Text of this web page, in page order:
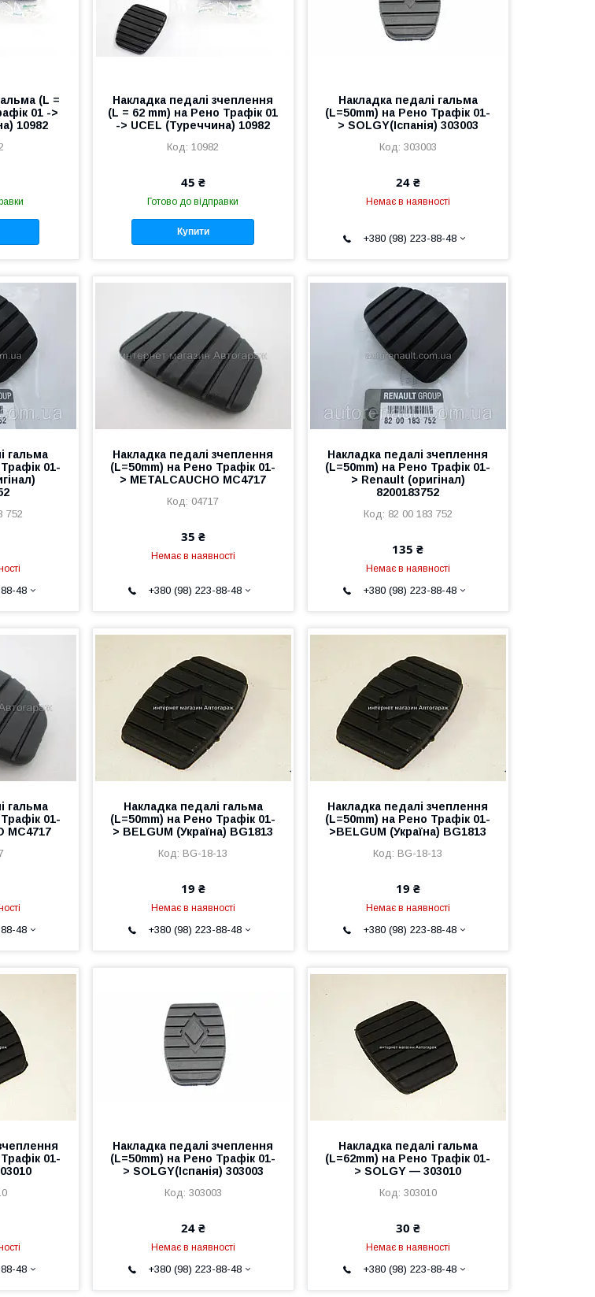
(L =
01 ->
10982
Накладка педалі зчеплення
(L = 62 mm) на Рено Трафік 01
-> UCEL (Туреччина) 10982
10982
45 ₴
Готово до відправки
Купити
Накладка педалі гальма
(L=50mm) на Рено Трафік 01-
> SOLGY(Іспанія) 303003
303003
24 ₴
Немає в наявності
+380 (98) 223-88-48
гальма
01-
752
48
Накладка педалі зчеплення
(L=50mm) на Рено Трафік 01-
> METALCAUCHO MC4717
04717
35 ₴
Немає в наявності
+380 (98) 223-88-48
Накладка педалі зчеплення
(L=50mm) на Рено Трафік 01-
> Renault (оригінал)
8200183752
82 00 183 752
135 ₴
Немає в наявності
+380 (98) 223-88-48
гальма
01-
MC4717
48
Накладка педалі гальма
(L=50mm) на Рено Трафік 01-
> BELGUM (Україна) BG1813
BG-18-13
19 ₴
Немає в наявності
+380 (98) 223-88-48
Накладка педалі зчеплення
(L=50mm) на Рено Трафік 01-
>BELGUM (Україна) BG1813
BG-18-13
19 ₴
Немає в наявності
+380 (98) 223-88-48
01-
48
Накладка педалі зчеплення
(L=50mm) на Рено Трафік 01-
> SOLGY(Іспанія) 303003
303003
24 ₴
Немає в наявності
+380 (98) 223-88-48
Накладка педалі гальма
(L=62mm) на Рено Трафік 01-
> SOLGY — 303010
303010
30 ₴
Немає в наявності
+380 (98) 223-88-48